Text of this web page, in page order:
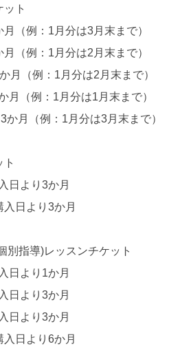
ト
（例：1月分は3月末まで）
（例：1月分は2月末まで）
月（例：1月分は2月末まで）
月（例：1月分は1月末まで）
月（例：1月分は3月末まで）
日より3か月
日より3か月
指導)レッスンチケット
日より1か月
日より3か月
日より3か月
日より6か月